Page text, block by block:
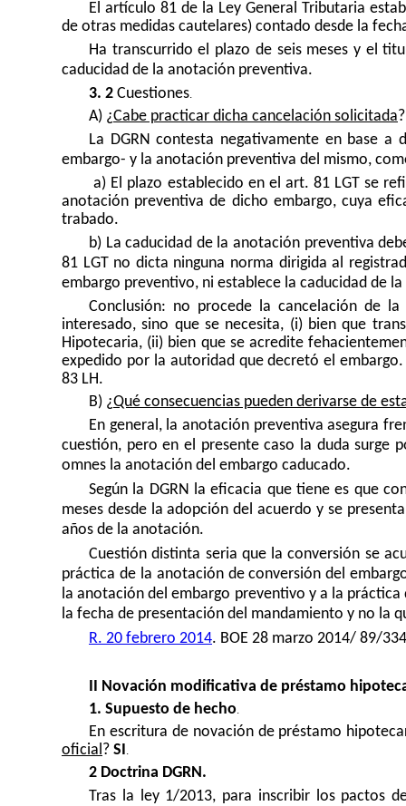
El artículo 81 de la Ley General Tributaria
de otras medidas cautelares) contado desde la
Ha transcurrido el plazo de seis meses y el
caducidad de la anotación preventiva.
3. 2 Cuestiones.
A) ¿Cabe practicar dicha cancelación solicitada
La DGRN contesta negativamente en base
embargo- y la anotación preventiva del mismo,
a) El plazo establecido en el art. 81 LGT se
anotación preventiva de dicho embargo, cuya
trabado.
b) La caducidad de la anotación preventiva
81 LGT no dicta ninguna norma dirigida al
embargo preventivo, ni establece la caducidad de la
Conclusión: no procede la cancelación de
interesado, sino que se necesita, (i) bien que
Hipotecaria, (ii) bien que se acredite
expedido por la autoridad que decretó el
83 LH.
B) ¿Qué consecuencias pueden derivarse de
En general, la anotación preventiva asegura
cuestión, pero en el presente caso la duda surge
omnes la anotación del embargo caducado.
Según la DGRN la eficacia que tiene es que
meses desde la adopción del acuerdo y se
años de la anotación.
Cuestión distinta seria que la conversión se
práctica de la anotación de conversión del
la anotación del embargo preventivo y a la
la fecha de presentación del mandamiento y no la
R. 20 febrero 2014. BOE 28 marzo 2014/ 89/
II Novación modificativa de préstamo
1. Supuesto de hecho.
En escritura de novación de préstamo
oficial? SI.
2 Doctrina DGRN.
Tras la ley 1/2013, para inscribir los pactos